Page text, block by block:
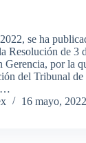
se ha
Resolución de 3
Gerencia, por la
del Tribunal de
16 mayo, 2022